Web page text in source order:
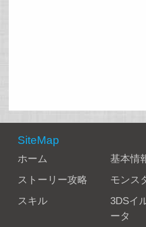
SiteMap
ホーム
基本情
ストーリー攻略
モンス
スキル
3DSイ
ータ